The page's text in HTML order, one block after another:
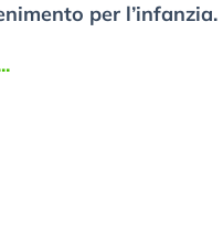
per l’infanzia.